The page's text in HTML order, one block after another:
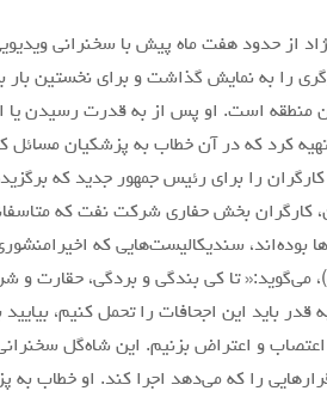
از حدود هفت ماه پیش با سخنرانی
را به نمایش گذاشت و برای نخستین بار
منطقه است. او پس از به قدرت رسیدن
تهیه کرد که در آن خطاب به پزشکیان مسائل
کارگران را برای رئیس جمهور جدید که
کارگران بخش حفاری شرکت نفت که
بوده‌اند، سندیکالیست‌هایی که
می‌گوید:« تا کی بندگی و بردگی، حقارت و
قدر باید این اجحافات را تحمل کنیم،
و اعتراض بزنیم. این شاه‌گل
را که می‌دهد اجرا کند. او خطاب به